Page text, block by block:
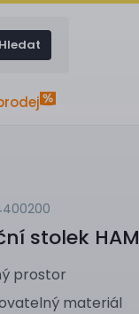
Hledat
stolek
prostor
materiál